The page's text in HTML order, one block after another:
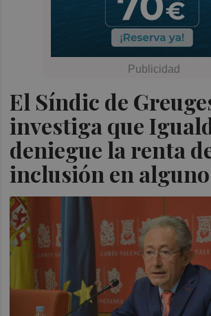
El Síndic de
investiga que
deniegue la renta
inclusión en